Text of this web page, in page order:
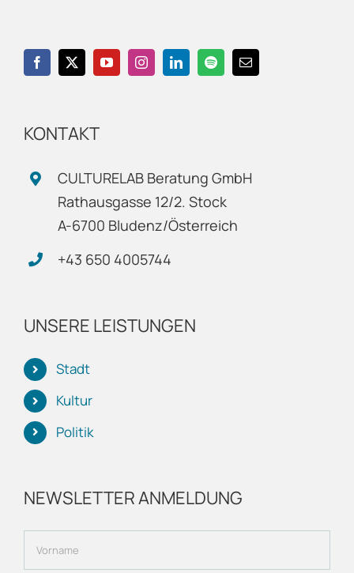
KONTAKT
CULTURELAB Beratung GmbH
Rathausgasse 12/2. Stock
A-6700 Bludenz/Österreich
+43 650 4005744
UNSERE LEISTUNGEN
Stadt
Kultur
Politik
NEWSLETTER ANMELDUNG